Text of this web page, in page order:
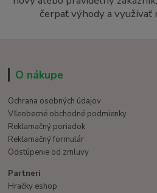
čerpať výhody a využívať
O nákupe
Ochrana osobných údajov
Všeobecné obchodné podmienky
Reklamačný poriadok
Reklamačný formulár
Odstúpenie od zmluvy
Partneri
Hračky eshop